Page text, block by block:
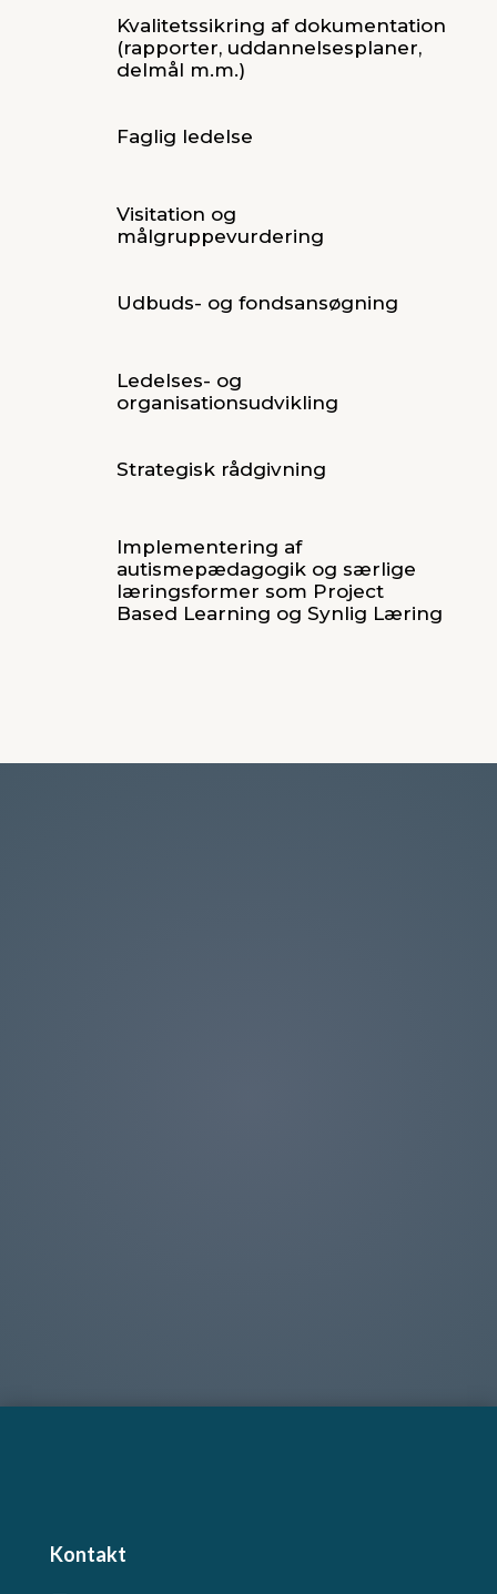
Kvalitetssikring af dokumentation
(rapporter, uddannelsesplaner,
delmål m.m.)
Faglig ledelse
Visitation og
målgruppevurdering
Udbuds- og fondsansøgning
Ledelses- og
organisationsudvikling
Strategisk rådgivning
Implementering af
autismepædagogik og særlige
læringsformer som Project
Based Learning og Synlig Læring
Kontakt